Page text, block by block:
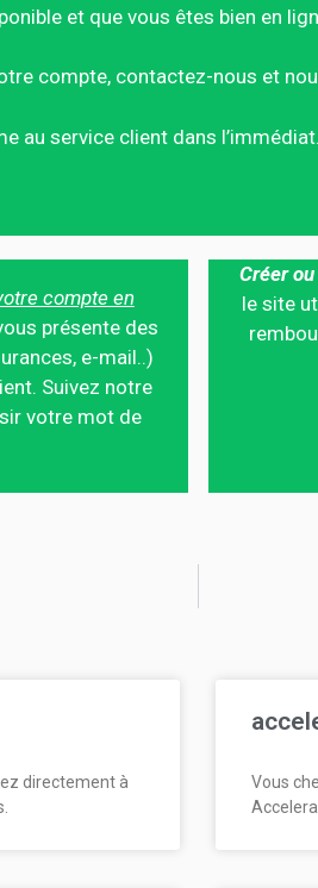
et que vous êtes bien en
compte, contactez-nous et
au service client dans
compte en
présente des
e-mail..)
Suivez notre
votre mot de
Créer
le site
directement à
Vous